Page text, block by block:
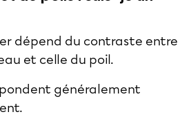
dépend du contraste entre
et celle du poil.
généralement